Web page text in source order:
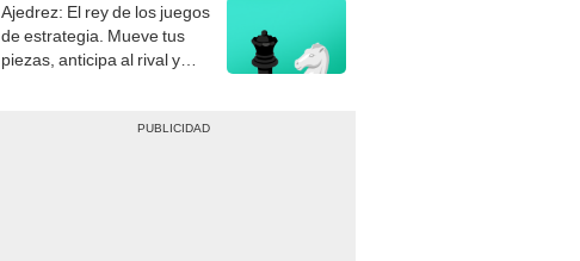
Ajedrez: El rey de los juegos
de estrategia. Mueve tus
piezas, anticipa al rival y